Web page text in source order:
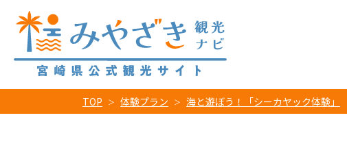
TOP 体験プラン 海と遊ぼう！「シーカヤック体験」